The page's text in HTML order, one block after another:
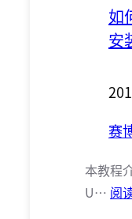
如
安
赛
本教程
U… 阅